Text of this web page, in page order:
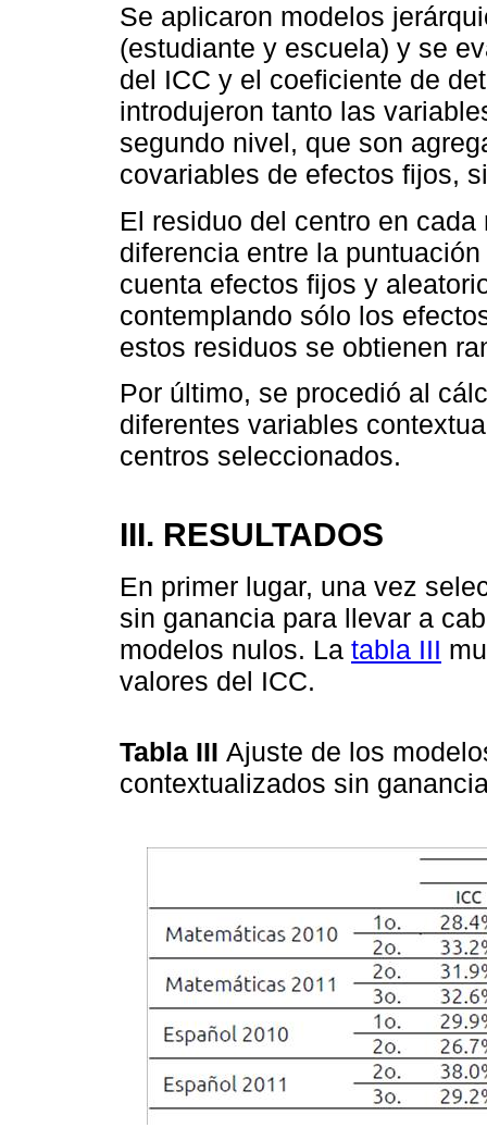
Se aplicaron modelos
(estudiante y escuela) y se
del ICC y el coeficiente de
introdujeron tanto las
segundo nivel, que son
covariables de efectos fijos,
El residuo del centro en
diferencia entre la
cuenta efectos fijos y
contemplando sólo los
estos residuos se obtienen
Por último, se procedió al
diferentes variables
centros seleccionados.
III. RESULTADOS
En primer lugar, una vez
sin ganancia para llevar a
modelos nulos. La tabla III
valores del ICC.
Tabla III Ajuste de los
contextualizados sin